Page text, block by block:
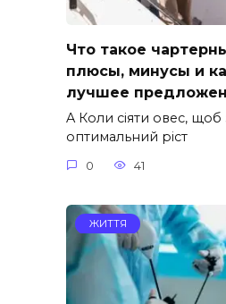
Что такое
плюсы, минусы и
лучшее
A Коли сіяти овес, щоб
оптимальний ріст
0 41
ЖИТТЯ